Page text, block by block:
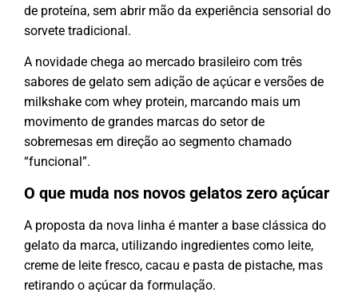
de proteína, sem abrir mão da experiência sensorial do
sorvete tradicional.
A novidade chega ao mercado brasileiro com três
sabores de gelato sem adição de açúcar e versões de
milkshake com whey protein, marcando mais um
movimento de grandes marcas do setor de
sobremesas em direção ao segmento chamado
“funcional”.
O que muda nos novos gelatos zero açúcar
A proposta da nova linha é manter a base clássica do
gelato da marca, utilizando ingredientes como leite,
creme de leite fresco, cacau e pasta de pistache, mas
retirando o açúcar da formulação.